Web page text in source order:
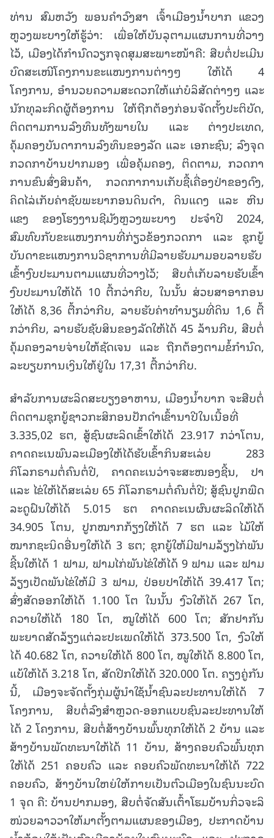
ທ່ານ ສົມຫວັງ ພອນຄໍາວົງສາ ເຈົ້າເມືອງນໍ້າບາກ ແຂວງ
ຫູວງພະບາງໃຫ້ຮູ້ວ່າ: ເພື່ອໃຫ້ບັນລຸຕາມແຜນການທີ່ວາງ
ໄວ້, ເມືອງໄດ້ກໍານົດວຽກຈຸດສຸມສະພາະໜ້າຄື: ສືບຕໍ່ປະເມີນ
ບົດສະເໜີໂຄງການຂະແໜງການຕ່າງໆ ໃຫ້ໄດ້ 4
ໂຄງການ, ອໍານວຍຄວາມສະດວກໃຫ້ແກ່ບໍລິສັດຕ່າງໆ ແລະ
ນັກທຸລະກິດຜູ້ຕ້ອງການ ໃຫ້ຖືກຕ້ອງກ່ອນຈັດຕັ້ງປະຕິບັດ,
ຕິດຕາມການລົງທຶນທັງພາຍໃນ ແລະ ຕ່າງປະເທດ,
ຄຸ້ມຄອງບັນດາການລົງທຶນຂອງລັດ ແລະ ເອກະຊົນ; ລົງຈຸດ
ກວດກາບ້ານປາກມອງ ເພື່ອຄຸ້ມຄອງ, ຕິດຕາມ, ກວດກາ
ການຂົນສົ່ງສິນຄ້າ, ກວດກາການເກັບຊື້ເຄື່ອງປ່າຂອງດົງ,
ຄິດໄລ່ເກັບຄ່າຊັບພະຍາກອນດິນດຳ, ດິນແດງ ແລະ ຫີນ
ແຂງ ຂອງໂຮງງານຊີມັງຫຼວງພະບາງ ປະຈຳປີ 2024,
ສົມທົບກັບຂະແໜງການທີ່ກ່ຽວຂ້ອງກວດກາ ແລະ ຊຸກຍູ້
ບັນດາຂະແໜງການວິຊາການທີ່ມີລາຍຮັບມາມອບລາຍຮັບ
ເຂົ້າງົບປະມານຕາມແຜນທີ່ວາງໄວ້; ສືບຕໍ່ເກັບລາຍຮັບເຂົ້າ
ງົບປະມານໃຫ້ໄດ້ 10 ຕື້ກວ່າກີບ, ໃນນັ້ນ ສ່ວຍສາອາກອນ
ໃຫ້ໄດ້ 8,36 ຕື້ກວ່າກີບ, ລາຍຮັບຄ່າທຳນຽມທີ່ດິນ 1,6 ຕື້
ກວ່າກີບ, ລາຍຮັບຊັບສິນຂອງລັດໃຫ້ໄດ້ 45 ລ້ານກີບ, ສືບຕໍ່
ຄຸ້ມຄອງລາຍຈ່າຍໃຫ້ຊັດເຈນ ແລະ ຖືກຕ້ອງຕາມຂໍ້ກໍານົດ,
ລະບຽບການເງິນໃຫ້ຢູ່ໃນ 17,31 ຕື້ກວ່າກີບ.
ສໍາລັບການຜະລິດສະບຽງອາຫານ, ເມືອງນ້ຳບາກ ຈະສືບຕໍ່
ຕິດຕາມຊຸກຍູ້ຊາວກະສິກອນປັກດຳເຂົ້ານາປີໃນເນື້ອທີ່
3.335,02 ຮຕ, ສູ້ຊົນຜະລິດເຂົ້າໃຫ້ໄດ້ 23.917 ກວ່າໂຕນ,
ຄາດຄະເນພົນລະເມືອງໃຫ້ໄດ້ຮັບເຂົ້າກິນສະເລ່ຍ 283
ກິໂລກຣາມຕໍ່ຄົນຕໍ່ປີ, ຄາດຄະເນວ່າຈະສະໜອງຊີ້ນ, ປາ
ແລະ ໄຂ່ໃຫ້ໄດ້ສະເລ່ຍ 65 ກິໂລກຣາມຕໍ່ຄົນຕໍ່ປີ; ສູ້ຊົນປູກພືດ
ລະດູຝົນໃຫ້ໄດ້ 5.015 ຮຕ ຄາດຄະເນຜົນຜະລິດໃຫ້ໄດ້
34.905 ໂຕນ, ປູກໝາກກ້ຽງໃຫ້ໄດ້ 7 ຮຕ ແລະ ໄມ້ໃຫ້
ໝາກຊະນິດອື່ນໆໃຫ້ໄດ້ 3 ຮຕ; ຊຸກຍູ້ໃຫ້ມີຟາມລ້ຽງໄກ່ພັນ
ຊີ້ນໃຫ້ໄດ້ 1 ຟາມ, ຟາມໄກ່ພັນໄຂ່ໃຫ້ໄດ້ 9 ຟາມ ແລະ ຟາມ
ລ້ຽງເປັດພັນໄຂ່ໃຫ້ມີ 3 ຟາມ, ປ່ອຍປາໃຫ້ໄດ້ 39.417 ໂຕ;
ສົ່ງສັດອອກໃຫ້ໄດ້ 1.100 ໂຕ ໃນນັ້ນ ງົວໃຫ້ໄດ້ 267 ໂຕ,
ຄວາຍໃຫ້ໄດ້ 180 ໂຕ, ໝູໃຫ້ໄດ້ 600 ໂຕ; ສັກຢາກັນ
ພະຍາດສັດລ້ຽງແຕ່ລະປະເພດໃຫ້ໄດ້ 373.500 ໂຕ, ງົວໃຫ້
ໄດ້ 40.682 ໂຕ, ຄວາຍໃຫ້ໄດ້ 800 ໂຕ, ໝູໃຫ້ໄດ້ 8.800 ໂຕ,
ແບ້ໃຫ້ໄດ້ 3.218 ໂຕ, ສັດປີກໃຫ້ໄດ້ 320.000 ໂຕ. ຄຽງຄູ່ກັນ
ນີ້, ເມືອງຈະຈັດຕັ້ງກຸ່ມຜູ້ນຳໃຊ້ນໍ້າຊົນລະປະທານໃຫ້ໄດ້ 7
ໂຄງການ, ສືບຕໍ່ລົງສຳຫຼວດ-ອອກແບບຊົນລະປະທານໃຫ້
ໄດ້ 2 ໂຄງການ, ສືບຕໍ່ສ້າງບ້ານພົ້ນທຸກໃຫ້ໄດ້ 2 ບ້ານ ແລະ
ສ້າງບ້ານພັດທະນາໃຫ້ໄດ້ 11 ບ້ານ, ສ້າງຄອບຄົວພົ້ນທຸກ
ໃຫ້ໄດ້ 251 ຄອບຄົວ ແລະ ຄອບຄົວພັດທະນາໃຫ້ໄດ້ 722
ຄອບຄົວ, ສ້າງບ້ານໃຫຍ່ໃຫ້ກາຍເປັນຕົວເມືອງໃນຊົນນະບົດ
1 ຈຸດ ຄື: ບ້ານປາກມອງ, ສືບຕໍ່ຈັດສັນເຕົ້າໂຮມບ້ານກິ່ວຈະລິ
ໜ່ວຍລາວວາໃຫ້ມາຕັ້ງຕາມແຜນຂອງເມືອງ, ປະກາດບ້ານ